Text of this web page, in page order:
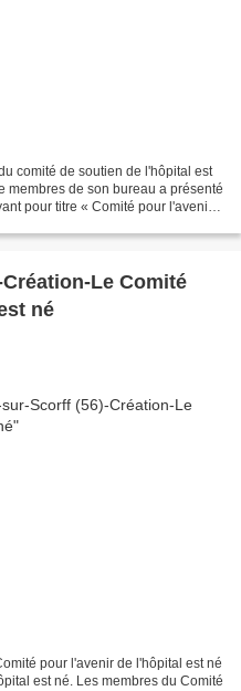
comité de soutien de l'hôpital est
membres de son bureau a présenté
pour titre « Comité pour l'avenir
Le Comité
né
pour l'avenir de l'hôpital est né
est né. Les membres du Comité